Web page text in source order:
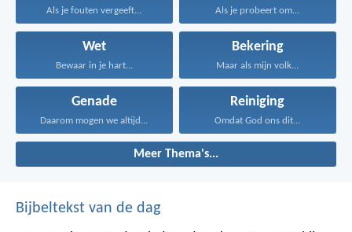
Als je fouten vergeeft... Als je probeert om...
Wet
Bewaar in je hart...
Bekering
Maar als mijn volk...
Genade
Daarom mogen we altijd...
Reiniging
Omdat God ons dit...
Meer Thema's...
Bijbeltekst van de dag